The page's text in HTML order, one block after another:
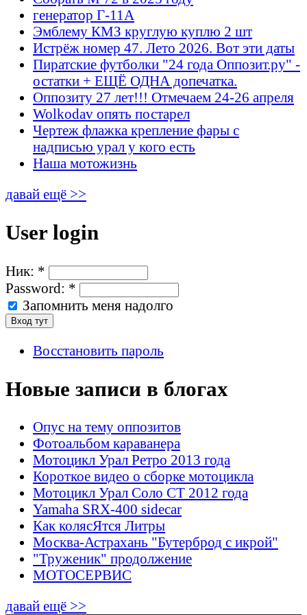
генератор Г-11А
Эмблему КМЗ круглую куплю 2 шт
Истрёж номер 47. Лето 2026. Вот эти даты
Пиратские футболки "24 года Оппозит.ру" -
остатки + ЕЩЁ ОДНА допечатка.
Оппозиту 27 лет!!! Отмечаем 24-26 апреля
Wolkodav опять постарел
Чертеж флажка крепление фары с
надписью урал у кого есть
Наша мотожизнь
давай ещё >>
User login
Ник: *
Password: *
Запомнить меня надолго
Восстановить пароль
Новые записи в блогах
Опус на тему оппозитов
Фотоальбом караванера
Мотоцикл Урал Ретро 2013 года
Короткое видео о сборке мотоцикла
Мотоцикл Урал Соло СТ 2012 года
Yamaha SRX-400 sidecar
Как колясЯтся Литры
Москва-Астрахань "Бутерброд с икрой"
"Труженик" продолжение
МОТОСЕРВИС
давай ещё >>